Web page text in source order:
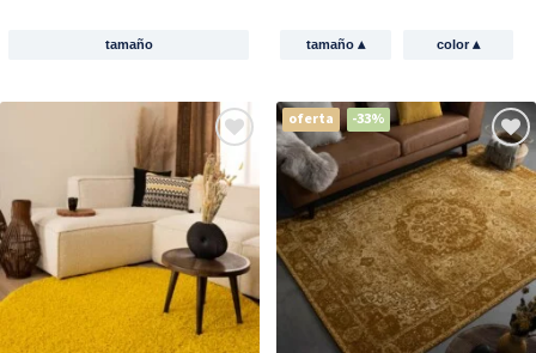
tamaño tamaño ▴ color▴
oferta -33%